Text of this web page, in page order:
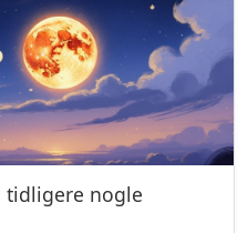
tidligere nogle